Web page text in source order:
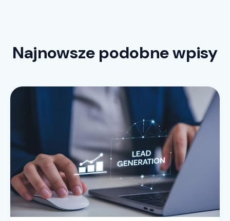
Najnowsze podobne wpisy